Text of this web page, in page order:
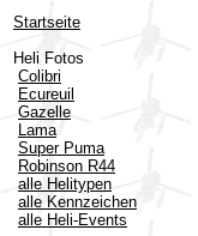
Startseite
Heli Fotos
Colibri
Ecureuil
Gazelle
Lama
Super Puma
Robinson R44
alle Helitypen
alle Kennzeichen
alle Heli-Events